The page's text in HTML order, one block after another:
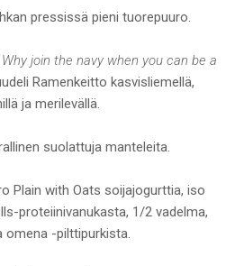
pressissä pieni tuorepuuro.
Why join the navy when you can be a
Ramenkeitto kasvisliemellä,
ja merilevällä.
suolattuja manteleita.
Plain with Oats soijajogurttia, iso
proteiinivanukasta, 1/2 vadelma,
omena -pilttipurkista.